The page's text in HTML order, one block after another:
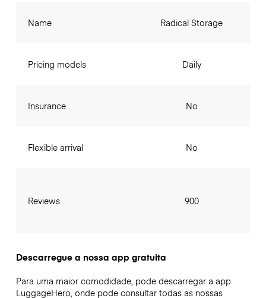
Name
Pricing models
Insurance
Flexible arrival
Reviews
Radical Storage
Daily
No
No
900
Descarregue a nossa app gratuita
Para uma maior comodidade, pode descarregar a app
LuggageHero, onde pode consultar todas as nossas